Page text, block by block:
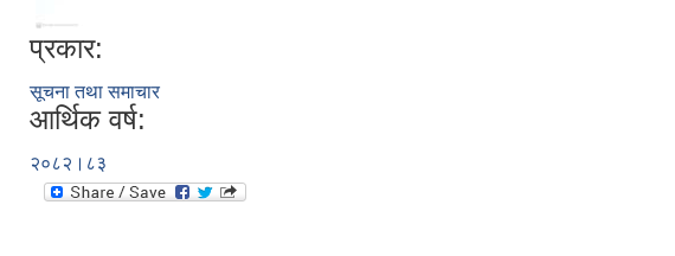
प्रकार:
सूचना तथा समाचार
आर्थिक वर्ष:
२०८२।८३